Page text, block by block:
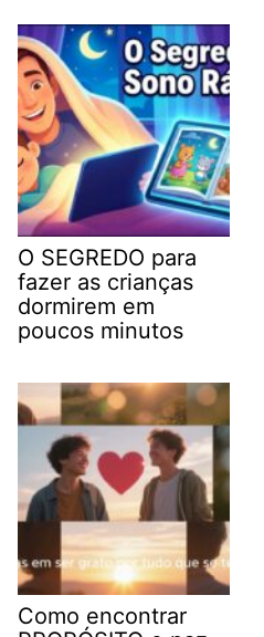
O SEGREDO para
fazer as crianças
dormirem em
poucos minutos
Como encontrar